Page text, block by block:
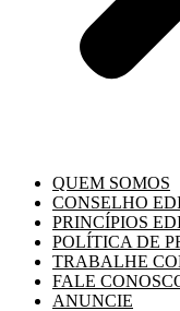
QUEM SOMOS
CONSELHO
PRINCÍPIOS
POLÍTICA DE
TRABALHE
FALE
ANUNCIE